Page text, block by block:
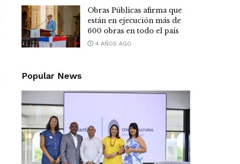
Obras Públicas afirma que
están en ejecución más de
600 obras en todo el país
4 AÑOS AGO
Popular News